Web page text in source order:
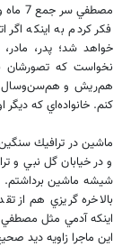
فكر كردم به اينكه اگر
خواهد شد؛ پدر،
نخواست كه تصورشان
هم‌ريش و هم‌سن‌وسال
كنم. خانواده‌اي كه ديگر
ماشين در ترافيك
و در خيابان گل نبي و
شيشه ماشين برداشتم.
بالاخره گريزي هم
اينكه آدمي مثل
اين ماجرا زاويه ديد